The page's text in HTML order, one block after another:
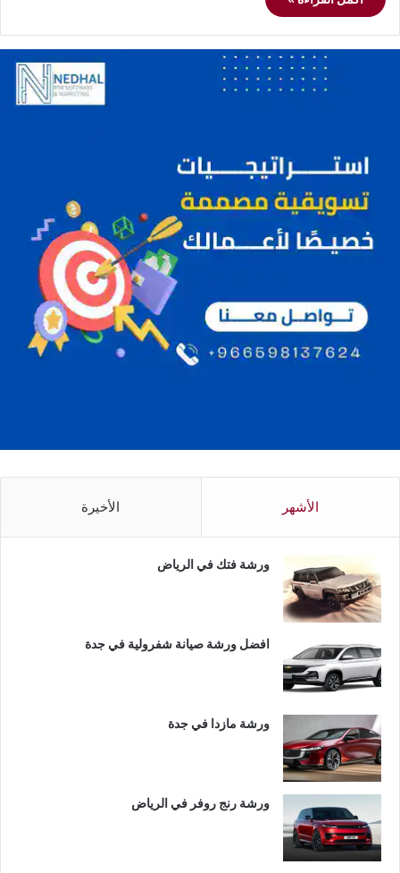
الأشهر الأخيرة
ورشة فتك في الرياض
افضل ورشة صيانة شفرولية في جدة
ورشة مازدا في جدة
ورشة رنج روفر في الرياض